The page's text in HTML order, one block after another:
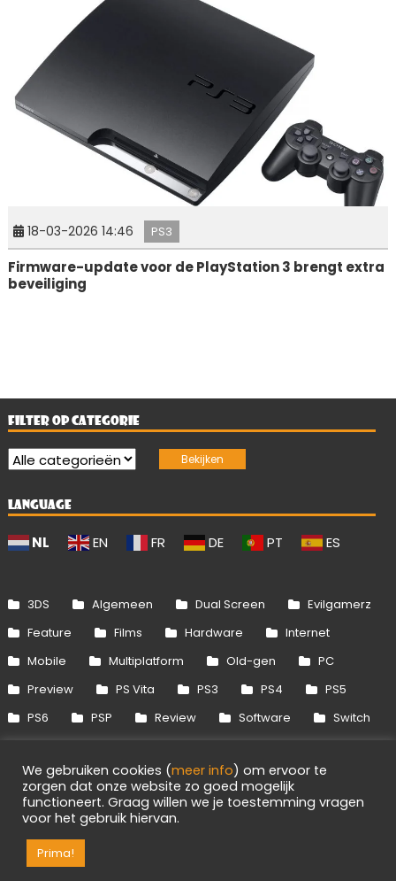
18-03-2026 14:46 PS3
Firmware-update voor de PlayStation 3 brengt extra
beveiliging
FILTER OP CATEGORIE
LANGUAGE
NL EN FR DE PT ES
3DS Algemeen Dual Screen
Evilgamerz
Feature
Films Hardware
Internet
Mobile
Multiplatform Old-gen
PC
Preview
PS Vita PS3 PS4
PS5
PS6
PSP Review Software
Switch
Xbox 360
Xbox One Xbox Series
Evilgamerz 2026 - Alle rechten voorbehouden.
We gebruiken cookies (meer info) om ervoor te
zorgen dat onze website zo goed mogelijk
functioneert. Graag willen we je toestemming vragen
voor het gebruik hiervan.
Prima!